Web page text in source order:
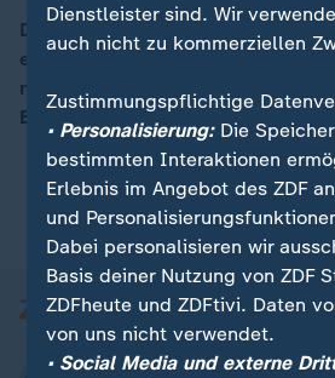
Die Ölallianz Opec+ erhöht ihre
erdölexportierenden Länder,
nach dem Austritt der VAE ab Juni
Barrel Öl zusätzlich fördern.
Dienstleister sind. Wir
auch nicht zu kommerziellen
Zustimmungspflichtige
• Personalisierung:Die
bestimmten Interaktionen
Erlebnis im Angebot des ZDF
und
Dabei personalisieren wir
Basis deiner Nutzung von ZDF
ZDFheute und ZDFtivi. Daten
von uns nicht verwendet.
• Social Media und externe